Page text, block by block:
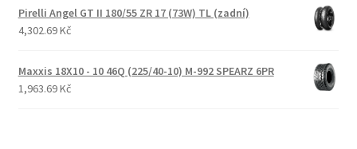
Pirelli Angel GT II 180/55 ZR 17 (73W) TL (zadní)
4,302.69 Kč
Maxxis 18X10 - 10 46Q (225/40-10) M-992 SPEARZ 6PR
1,963.69 Kč